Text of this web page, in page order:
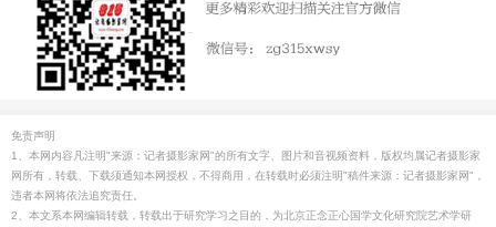
免责声明
1、本网内容凡注明"来源：记者摄影家网"的所有文字、图片和音视频资料，版权均属记者摄影家
网所有，转载、下载须通知本网授权，不得商用，在转载时必须注明"稿件来源：记者摄影家网"，
违者本网将依法追究责任。
2、本文系本网编辑转载，转载出于研究学习之目的，为北京正念正心国学文化研究院艺术学研